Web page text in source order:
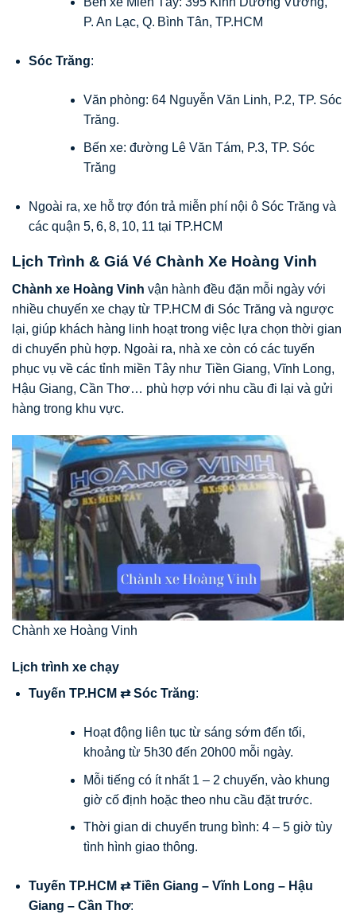
P. An Lạc, Q. Bình Tân, TP.HCM
Sóc Trăng:
Văn phòng: 64 Nguyễn Văn Linh, P.2, TP. Sóc
Trăng.
Bến xe: đường Lê Văn Tám, P.3, TP. Sóc
Trăng
Ngoài ra, xe hỗ trợ đón trả miễn phí nội ô Sóc Trăng và
các quận 5, 6, 8, 10, 11 tại TP.HCM
Lịch Trình & Giá Vé Chành Xe Hoàng Vinh
Chành xe Hoàng Vinh vận hành đều đặn mỗi ngày với
nhiều chuyến xe chạy từ TP.HCM đi Sóc Trăng và ngược
lại, giúp khách hàng linh hoạt trong việc lựa chọn thời gian
di chuyển phù hợp. Ngoài ra, nhà xe còn có các tuyến
phục vụ về các tỉnh miền Tây như Tiền Giang, Vĩnh Long,
Hậu Giang, Cần Thơ… phù hợp với nhu cầu đi lại và gửi
hàng trong khu vực.
Chành xe Hoàng Vinh
Lịch trình xe chạy
Tuyến TP.HCM ⇄ Sóc Trăng:
Hoạt động liên tục từ sáng sớm đến tối,
khoảng từ 5h30 đến 20h00 mỗi ngày.
Mỗi tiếng có ít nhất 1 – 2 chuyến, vào khung
giờ cố định hoặc theo nhu cầu đặt trước.
Thời gian di chuyển trung bình: 4 – 5 giờ tùy
tình hình giao thông.
Tuyến TP.HCM ⇄ Tiền Giang – Vĩnh Long – Hậu
Giang – Cần Thơ: